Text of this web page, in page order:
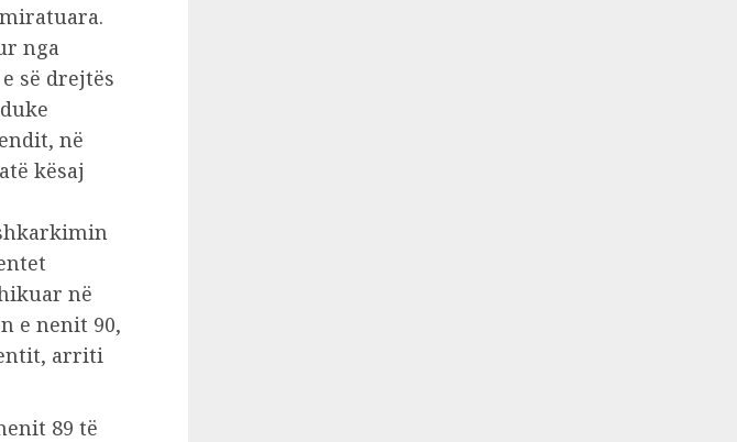
nga
së drejtës
në
kësaj
në
e nenit 90,
arriti
89 të